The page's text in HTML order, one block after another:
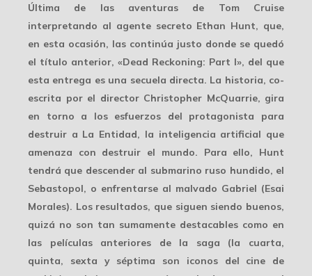
Última de las aventuras de Tom Cruise
interpretando al agente secreto Ethan Hunt, que,
en esta ocasión, las continúa justo donde se quedó
el título anterior, «Dead Reckoning: Part I», del que
esta entrega es una secuela directa. La historia, co-
escrita por el director Christopher McQuarrie, gira
en torno a los esfuerzos del protagonista para
destruir a La Entidad, la inteligencia artificial que
amenaza con destruir el mundo. Para ello, Hunt
tendrá que descender al submarino ruso hundido, el
Sebastopol, o enfrentarse al malvado Gabriel (Esai
Morales). Los resultados, que siguen siendo buenos,
quizá no son tan sumamente destacables como en
las películas anteriores de la saga (la cuarta,
quinta, sexta y séptima son iconos del cine de